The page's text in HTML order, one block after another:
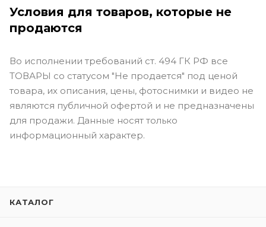
Условия для товаров, которые не
продаются
Во исполнении требований ст. 494 ГК РФ все
ТОВАРЫ со статусом "Не продается" под ценой
товара, их описания, цены, фотоснимки и видео не
являются публичной офертой и не предназначены
для продажи. Данные носят только
информационный характер.
КАТАЛОГ